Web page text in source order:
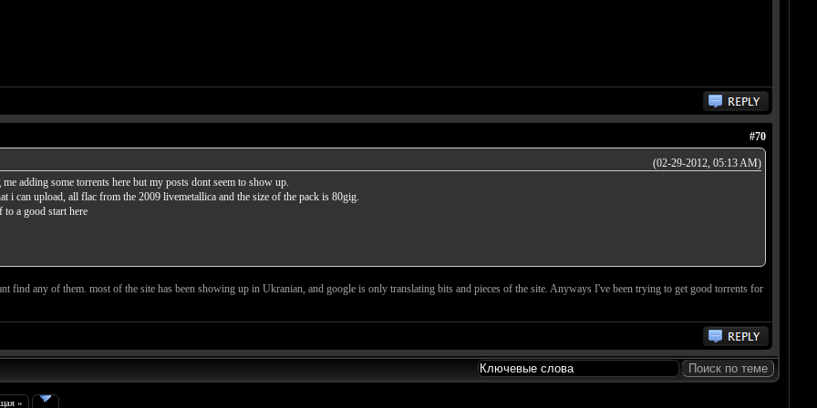
#70
(02-29-2012, 05:13 AM)
adding some torrents here but my posts dont seem to show up.
i can upload, all flac from the 2009 livemetallica and the size of the pack is 80gig.
a good start here
find any of them. most of the site has been showing up in Ukranian, and google is only translating bits and pieces of the site. Anyways I've been trying to get good torrents for
»